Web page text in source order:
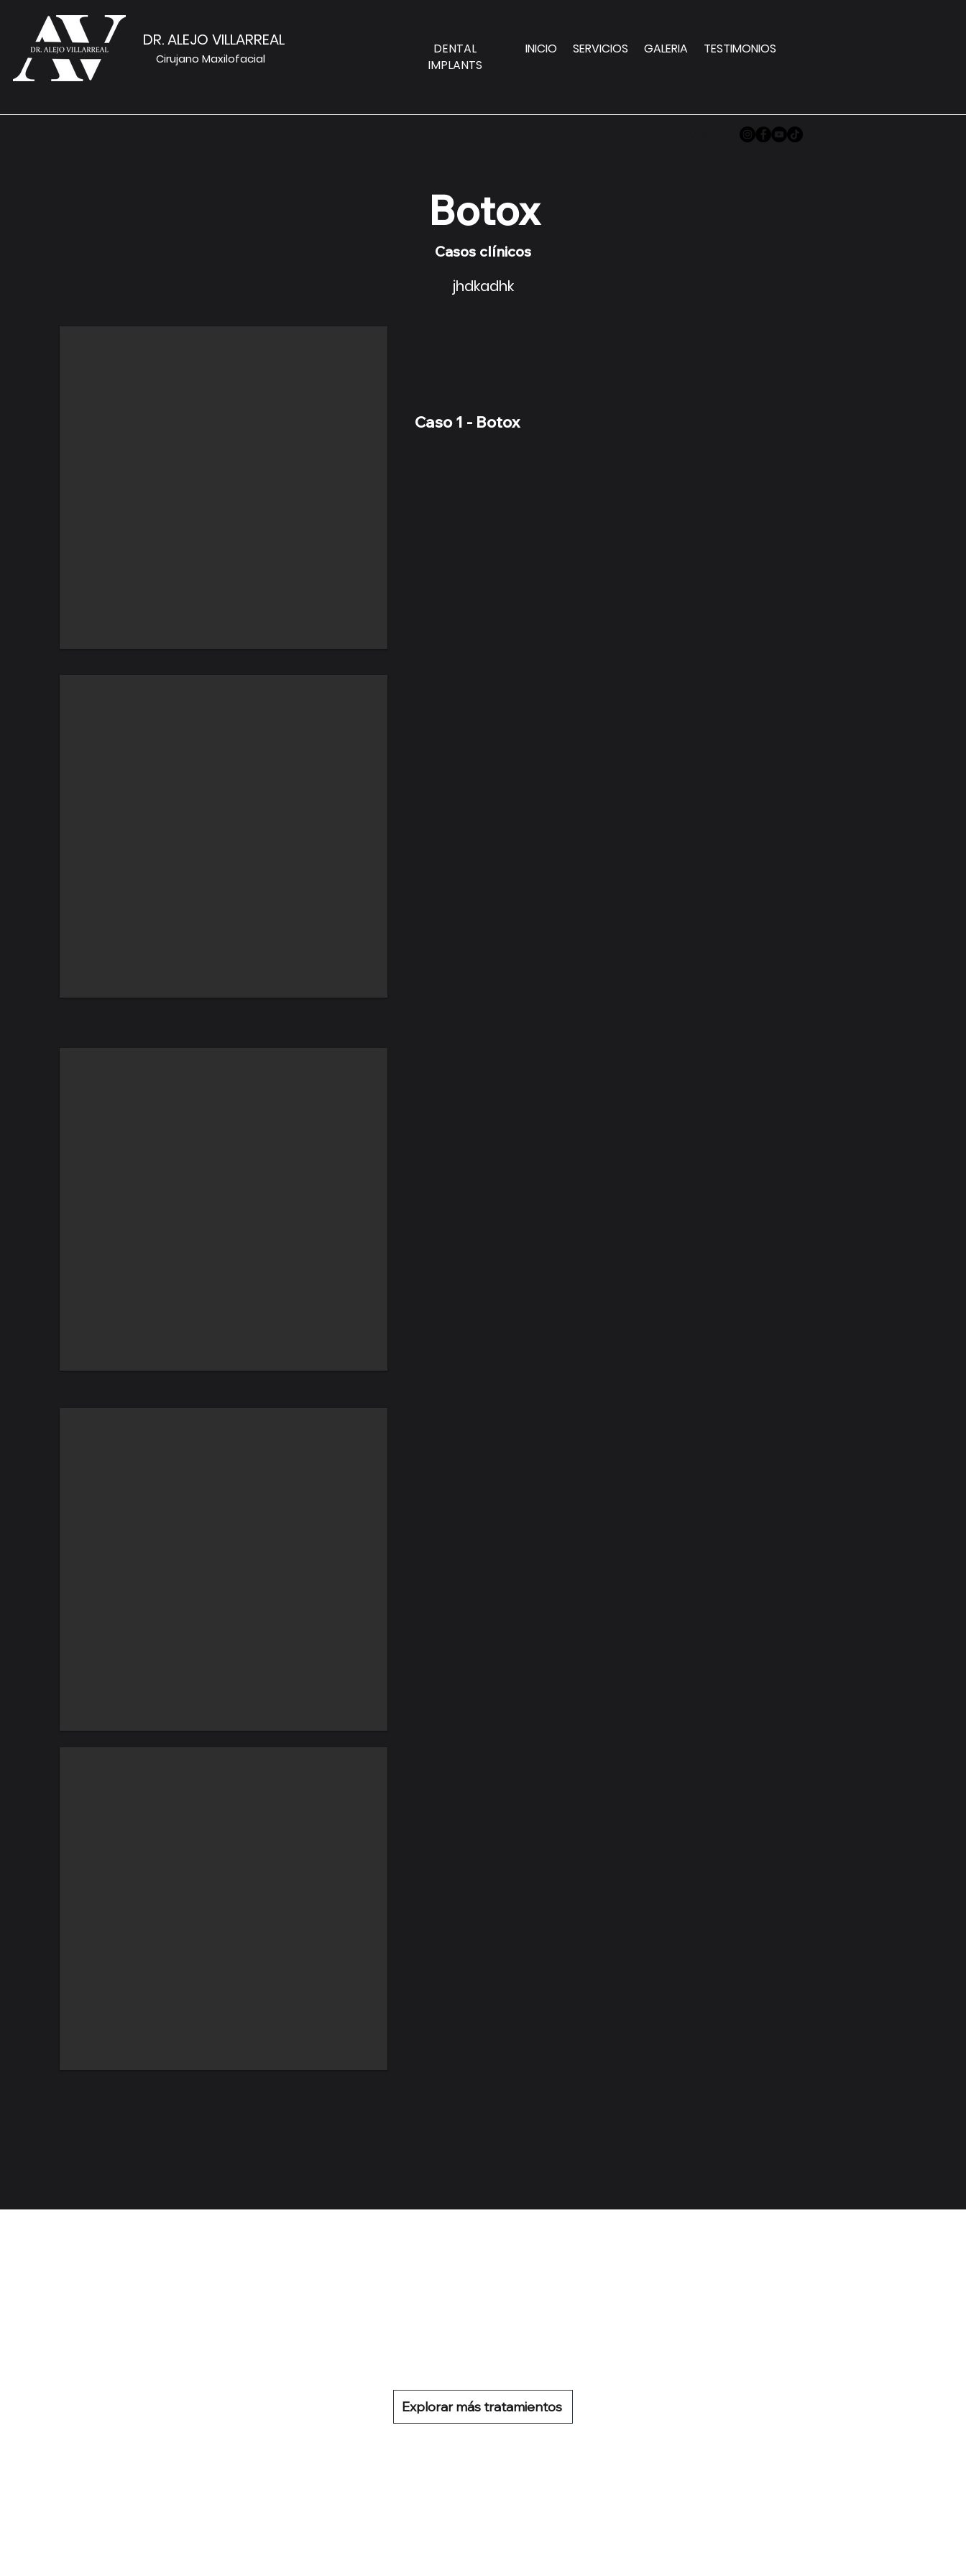
DR. ALEJO VILLARREAL
Cirujano Maxilofacial
DENTAL
IMPLANTS
INICIO SERVICIOS GALERIA TESTIMONIOS
Botox
Casos clínicos
jhdkadhk
Caso 1 - Botox
Explorar más tratamientos